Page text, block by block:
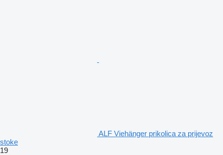
ALF Viehänger prikolica za prijevoz
stoke
19